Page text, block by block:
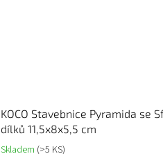
KOCO Stavebnice Pyramida se
dílků 11,5x8x5,5 cm
Skladem (>5 KS)